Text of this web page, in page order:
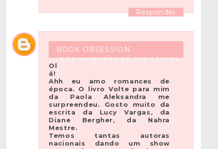
Responder
BOOK OBSESSION
8 DE NOVEMBRO DE 2018 ÀS 14:34
Ol
á!
Ahh eu amo romances de
época. O livro Volte para mim
da Paola Aleksandra me
surpreendeu. Gosto muito da
escrita da Lucy Vargas, da
Diane Bergher, da Nahra
Mestre.
Temos tantas autoras
nacionais dando um show